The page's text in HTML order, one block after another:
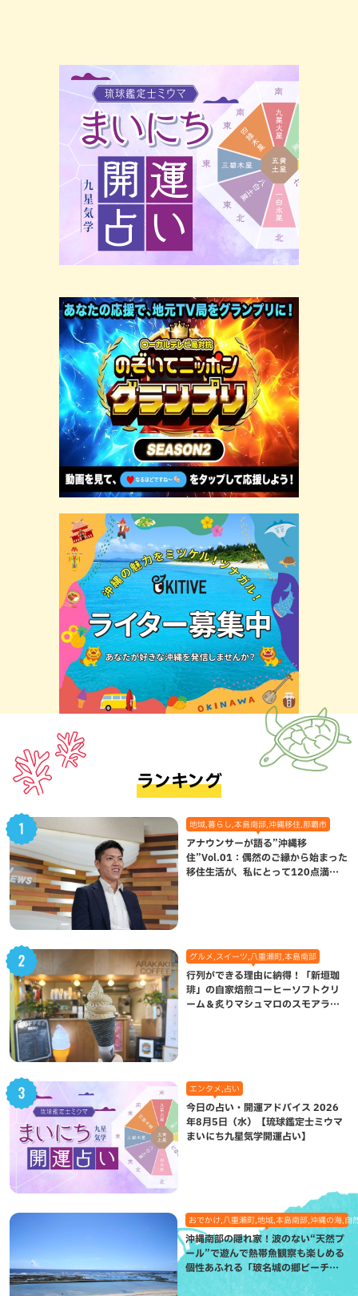
ランキング
地域,暮らし,本島南部,沖縄移住,那覇市
アナウンサーが語る”沖縄移
住”Vol.01：偶然のご縁から始まった
移住生活が、私にとって120点満点
グルメ,スイーツ,八重瀬町,本島南部
行列ができる理由に納得！「新垣珈
琲」の自家焙煎コーヒーソフトクリ
ーム＆炙りマシュマロのスモアラテ
エンタメ,占い
今日の占い・開運アドバイス 2026
年8月5日（水）【琉球鑑定士ミウマ
まいにち九星気学開運占い】
おでかけ,八重瀬町,地域,本島南部,沖縄の海,自
沖縄南部の隠れ家！波のない“天然プ
ール”で遊んで熱帯魚観察も楽しめる
個性あふれる「玻名城の郷ビーチ」
（八重瀬町）